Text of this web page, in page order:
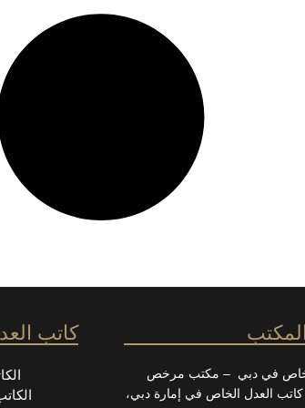
في دبي – مكتب مرخص
العدل الخاص في إمارة دبي،
كاتب